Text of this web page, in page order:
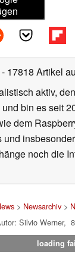
- 17818 Artikel
aktiv,
bin es seit
dem
noch die
> Newsarchiv>
Silvio Werner,
loading